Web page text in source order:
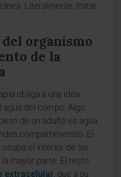
Literalmente, tratar
organismo
de la
obliga a una idea
del cuerpo. Algo
de un adulto es agua,
compartimentos. El
ocupa el interior de las
mayor parte. El resto
extracelular, que a su